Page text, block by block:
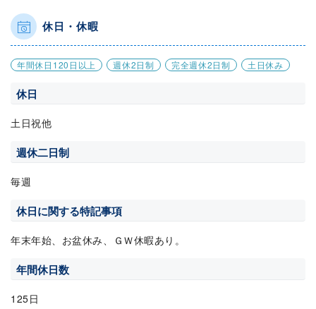
休日・休暇
年間休日120日以上 週休2日制 完全週休2日制 土日休み
休日
土日祝他
週休二日制
毎週
休日に関する特記事項
年末年始、お盆休み、ＧＷ休暇あり。
年間休日数
125日